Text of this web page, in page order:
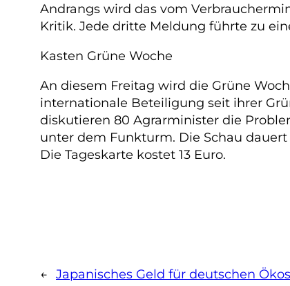
Andrangs wird das vom
Kritik. Jede dritte Meldung führte zu
Kasten Grüne Woche
An diesem Freitag wird die Grüne
internationale Beteiligung seit ihrer
diskutieren 80 Agrarminister die
unter dem Funkturm. Die Schau dauert
Die Tageskarte kostet 13 Euro.
← Japanisches Geld für deutschen